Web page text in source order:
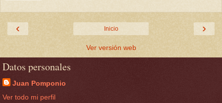
‹ ›
Inicio
Ver versión web
Datos personales
Juan Pomponio
Ver todo mi perfil